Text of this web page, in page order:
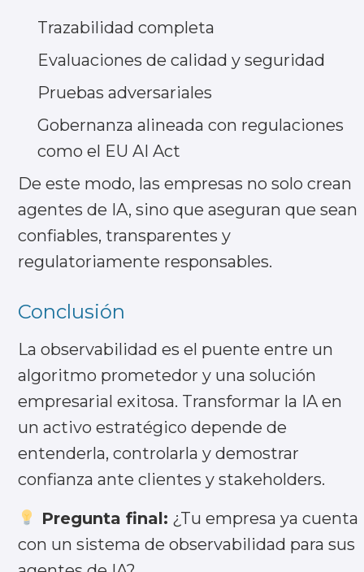
Trazabilidad completa
Evaluaciones de calidad y seguridad
Pruebas adversariales
Gobernanza alineada con regulaciones
como el EU AI Act
De este modo, las empresas no solo crean
agentes de IA, sino que aseguran que sean
confiables, transparentes y
regulatoriamente responsables.
Conclusión
La observabilidad es el puente entre un
algoritmo prometedor y una solución
empresarial exitosa. Transformar la IA en
un activo estratégico depende de
entenderla, controlarla y demostrar
confianza ante clientes y stakeholders.
Pregunta final: ¿Tu empresa ya cuenta
con un sistema de observabilidad para sus